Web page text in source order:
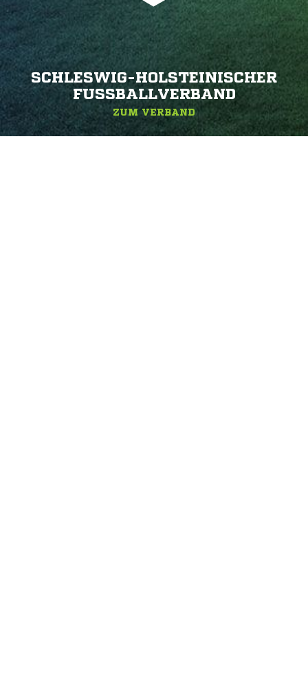
SCHLESWIG-HOLSTEINISCHER
FUSSBALLVERBAND
ZUM VERBAND